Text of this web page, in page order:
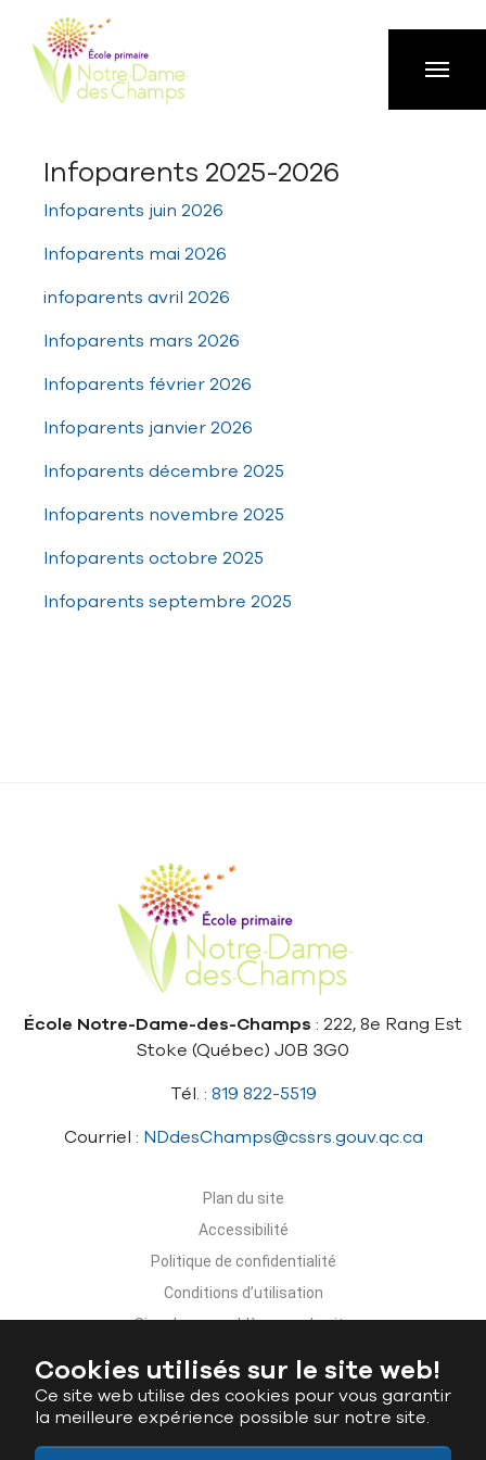
Cookies utilisés sur le site web!
Ce site web utilise des cookies pour vous garantir
la meilleure expérience possible sur notre site.
Aller à la navigation principale
Aller au contenu principal
Passer au pied de page
Infoparents 2025-2026
Infoparents juin 2026
Infoparents mai 2026
infoparents avril 2026
Infoparents mars 2026
Infoparents février 2026
Infoparents janvier 2026
Infoparents décembre 2025
Infoparents novembre 2025
Infoparents octobre 2025
Infoparents septembre 2025
École Notre-Dame-des-Champs : 222, 8e Rang Est
Stoke (Québec) J0B 3G0
Tél. : 819 822-5519
Courriel : NDdesChamps@cssrs.gouv.qc.ca
Plan du site
Accessibilité
Politique de confidentialité
Conditions d’utilisation
Signaler un problème sur le site
Nous joindre